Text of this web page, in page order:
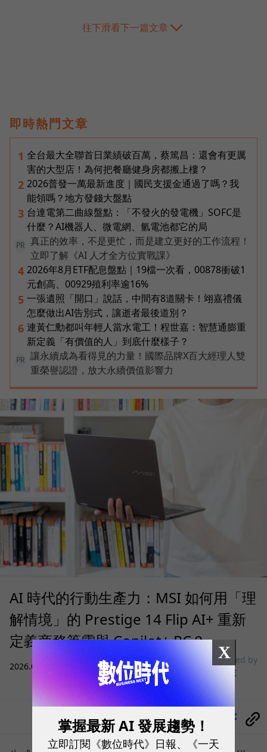
往下滑看下一篇文章
即時熱門文章
1 全台最大全聯首日業績破百萬，蔡篤昌：還會有更厲
害的大型店！為何把餐廳健身房都搬上樓？
2 2026普發一萬最新進度｜國民支援金通過了嗎？我
能領嗎？地方發錢大盤點
3 台達電第二曲線盤點：「不發火的發電機」SOFC是
什麼？AI機器人、微電網、氫電池都它的局
PR
真正的效率，不是更忙，而是建立更好的工作流程！
立即了解《AI 人才全方位實戰課》
4 2026年8月ETF配息盤點｜19檔一次看，00878衝破1
元創高、00929殖利率逾16%
5 一張遺照「開口」說話，中間有8道關卡！翊嘉禮儀
怎麼做出AI告別式，讓逝者最後道別？
6 連黃仁勳都叫年輕人當水電工！程世嘉：智慧通膨重
新定義「有價值的人」到底什麼樣子？
PR
讓永續成為看得見的力量！國際品牌X百大經理人雙
重榮譽認證，放大永續價值影響力
AI 時代的行動生產力：MSI 如何用「理
解情境」的 Prestige 14 Flip AI+ 重新
定義商務筆電與 Copilot+ PC？
2026.07.31 3C生活
sponsored by
微星科技
分享
X
掌握最新 AI 發展趨勢！
立即訂閱《數位時代》日報、《一天